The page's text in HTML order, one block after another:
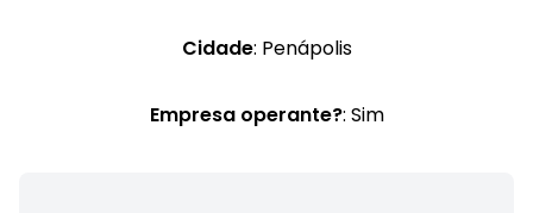
Cidade: Penápolis
Empresa operante?: Sim